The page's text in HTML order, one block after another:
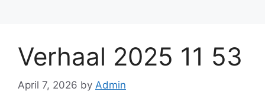
Verhaal 2025 11 53
April 7, 2026 by Admin